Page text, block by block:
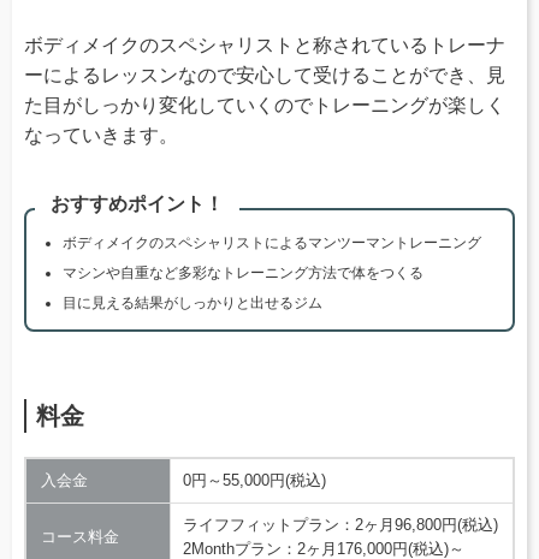
ボディメイクのスペシャリストと称されているトレーナ
ーによるレッスンなので安心して受けることができ、見
た目がしっかり変化していくのでトレーニングが楽しく
なっていきます。
おすすめポイント！
ボディメイクのスペシャリストによるマンツーマントレーニング
マシンや自重など多彩なトレーニング方法で体をつくる
目に見える結果がしっかりと出せるジム
料金
入会金 0円～55,000円(税込)
コース料金
ライフフィットプラン：2ヶ月96,800円(税込)
2Monthプラン：2ヶ月176,000円(税込)～